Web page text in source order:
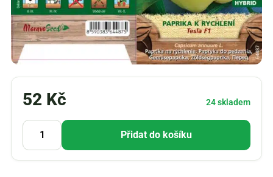
52 Kč 24 skladem
Přidat do košíku